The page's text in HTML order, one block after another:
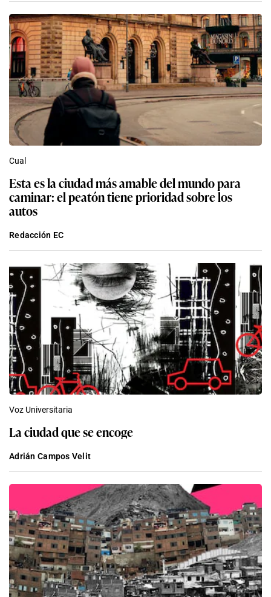
Cual
Esta es la ciudad más amable del mundo para
caminar: el peatón tiene prioridad sobre los
autos
Redacción EC
Voz Universitaria
La ciudad que se encoge
Adrián Campos Velit